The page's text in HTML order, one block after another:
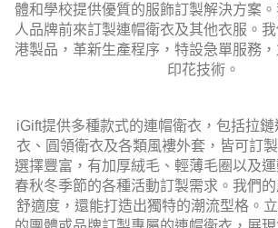
體和學校提供優質的服飾訂製解決方案
人品牌前來訂製連帽衛衣及其他衣服。
港製品，革新生產程序，特設急單服務
印花技術。
iGift提供多種款式的連帽衛衣，包括拉
衣、圓領衛衣及各類風褸外套，皆可訂
選擇豐富，有加厚絨毛、輕薄毛圈以及
春秋冬季節的各種活動訂製需求。我們
舒適度，還能打造出獨特的潮流型格。